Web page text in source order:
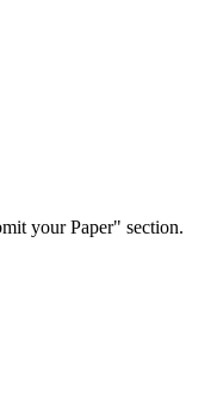
your Paper" section.